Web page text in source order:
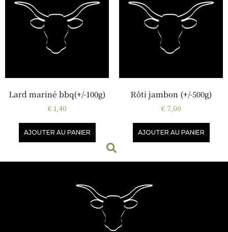
Lard mariné bbq(+/-100g)
€1,40
AJOUTER AU PANIER
Rôti jambon (+/-500g)
€7,00
AJOUTER AU PANIER